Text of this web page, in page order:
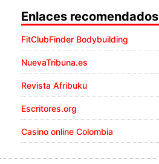
Enlaces recomendados
FitClubFinder Bodybuilding
NuevaTribuna.es
Revista Afribuku
Escritores.org
Casino online Colombia